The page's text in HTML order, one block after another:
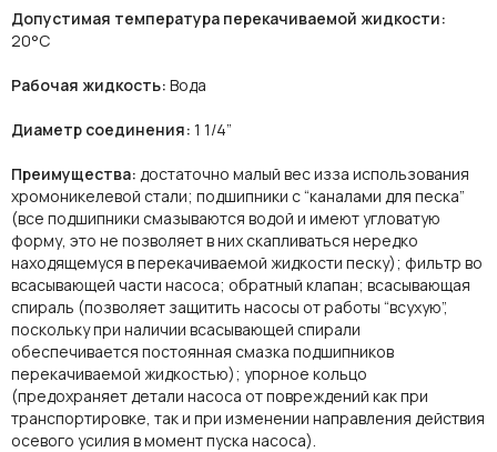
Допустимая температура перекачиваемой жидкости:
20°C
Рабочая жидкость: Вода
Диаметр соединения: 1 1/4”
Преимущества: достаточно малый вес изза использования
хромоникелевой стали; подшипники с “каналами для песка”
(все подшипники смазываются водой и имеют угловатую
форму, это не позволяет в них скапливаться нередко
находящемуся в перекачиваемой жидкости песку); фильтр во
всасывающей части насоса; обратный клапан; всасывающая
спираль (позволяет защитить насосы от работы “всухую”,
поскольку при наличии всасывающей спирали
обеспечивается постоянная смазка подшипников
перекачиваемой жидкостью); упорное кольцо
(предохраняет детали насоса от повреждений как при
транспортировке, так и при изменении направления действия
осевого усилия в момент пуска насоса).